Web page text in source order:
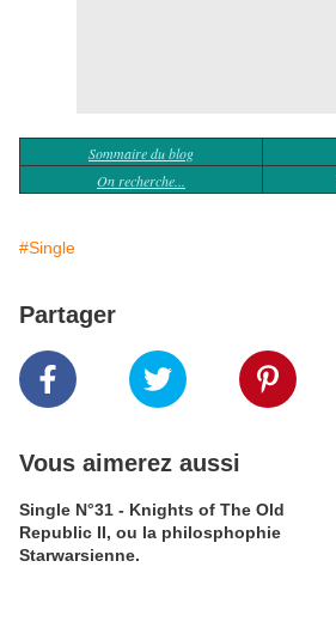
Sommaire du blog
On recherche...
#Single
Partager
Vous aimerez aussi
Single N°31 - Knights of The Old
Republic II, ou la philosphophie
Starwarsienne.